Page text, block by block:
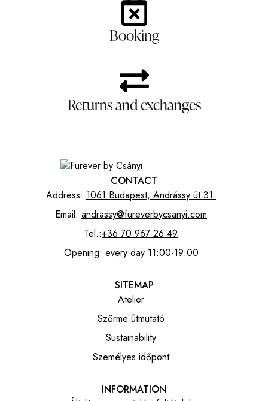
Booking
Returns and exchanges
CONTACT
Address: 1061 Budapest, Andrássy út 31.
Email: andrassy@fureverbycsanyi.com
Tel.:+36 70 967 26 49
Opening: every day 11:00-19:00
SITEMAP
Atelier
Szőrme útmutató
Sustainability
Személyes időpont
INFORMATION